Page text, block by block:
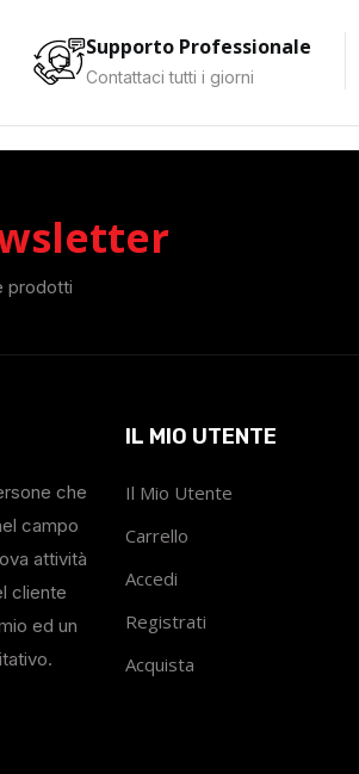
Supporto Professionale
Contattaci tutti i giorni
prodotti
che
campo
attività
cliente
ed un
IL MIO UTENTE
Il Mio Utente
Carrello
Accedi
Registrati
Acquista